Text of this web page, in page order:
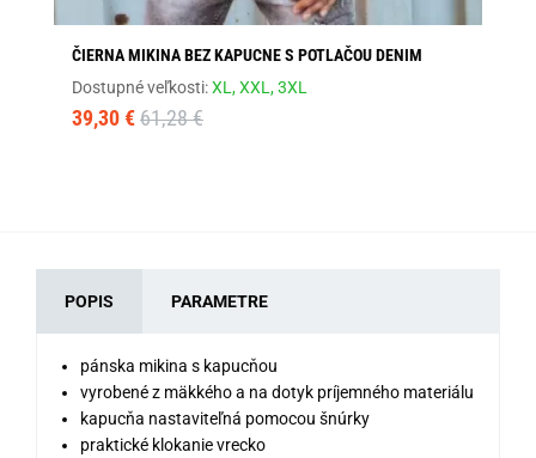
ČIERNA MIKINA BEZ KAPUCNE S POTLAČOU DENIM
Dostupné veľkosti:XL,XXL,3XL
39,30 € 61,28 €
POPIS PARAMETRE
pánska mikina s kapucňou
vyrobené z mäkkého a na dotyk príjemného materiálu
kapucňa nastaviteľná pomocou šnúrky
praktické klokanie vrecko